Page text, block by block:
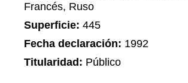
Francés, Ruso
Superficie: 445
Fecha declaración: 1992
Titularidad: Público